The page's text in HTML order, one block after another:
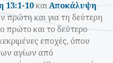
13:1-10 καιΑποκάλυψη
πρώτη και για τη δεύτερη
πρώτο και το δεύτερο
εποχές, όπου
αγίων από